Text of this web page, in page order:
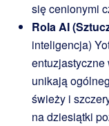
się cenionymi
Rola AI
inteligencja)
entuzjastyczne
unikają
świeży i
na dziesiątki